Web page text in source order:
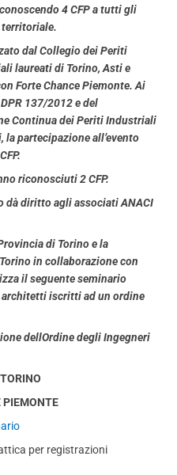
4 CFP a tutti gli
dal Collegio dei Periti
laureati di Torino, Asti e
Forte Chance Piemonte. Ai
137/2012 e del
Continua dei Periti Industriali
partecipazione all’evento
riconosciuti 2 CFP.
dà diritto agli associati ANACI
di Torino e la
in collaborazione con
il seguente seminario
iscritti ad un ordine
dellOrdine degli Ingegneri
PIEMONTE
per registrazioni